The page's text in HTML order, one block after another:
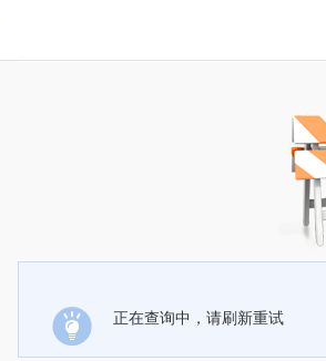
正在查询中，请刷新重试